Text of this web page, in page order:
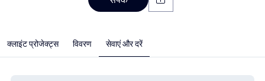
क्लाइंट प्रोजेक्ट्स विवरण सेवाएं और दरें